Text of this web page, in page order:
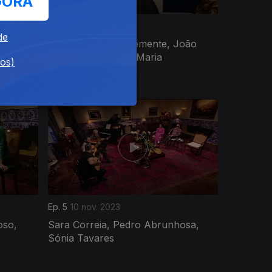
José Leal, José Clemente, João
Casanova, Celeste Maria
Ep. 5 10 nov. 2023
Sara Correia, Pedro Abrunhosa,
Sónia Tavares